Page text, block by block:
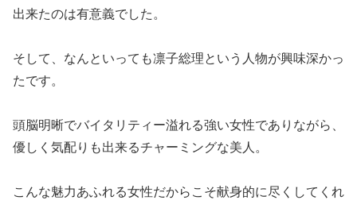
出来たのは有意義でした。
そして、なんといっても凛子総理という人物が興味深かっ
たです。
頭脳明晰でバイタリティー溢れる強い女性でありながら、
優しく気配りも出来るチャーミングな美人。
こんな魅力あふれる女性だからこそ献身的に尽くしてくれ